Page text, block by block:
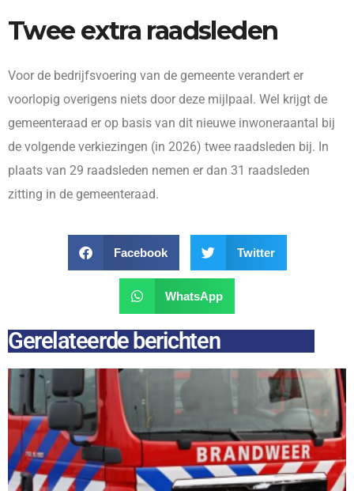
Twee extra raadsleden
Voor de bedrijfsvoering van de gemeente verandert er
voorlopig overigens niets door deze mijlpaal. Wel krijgt de
gemeenteraad er op basis van dit nieuwe inwoneraantal bij
de volgende verkiezingen (in 2026) twee raadsleden bij. In
plaats van 29 raadsleden nemen er dan 31 raadsleden
zitting in de gemeenteraad.
Facebook Twitter
WhatsApp
Gerelateerde berichten